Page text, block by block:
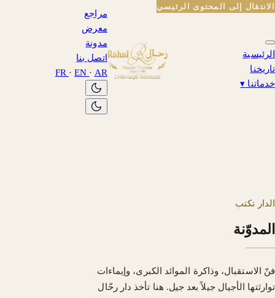
الانتقال إلى المحتوى الرئيسي
الرئيسية
تاريخنا
خدماتنا ▾
مراجع
معرض
مدونة
اتصل بنا
FR ·EN · AR
الدار تكتب
المدوّنة
فنّ الاستقبال، وذاكرة الموائد الكبرى، وإيماءات
توارثتها الأجيال جيلاً بعد جيل. هنا تأخذ دار رحّال